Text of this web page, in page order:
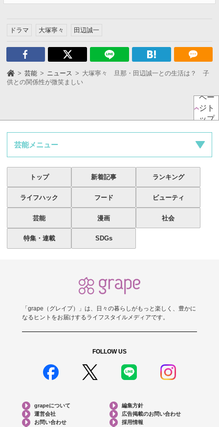
ドラマ 大塚寧々 田辺誠一
芸能 ニュース
大塚寧々 旦那・田辺誠一との生活は？ 子
供との関係性が微笑ましい
ペー
ジト
ップ
芸能メニュー
トップ 新着記事 ランキング
ライフハック フード ビューティ
芸能 漫画 社会
特集・連載 SDGs
「grape（グレイプ）」は、日々の暮らしがもっと楽しく、豊かに
なるヒントをお届けするライフスタイルメディアです。
FOLLOW US
grapeについて
編集方針
運営会社
広告掲載のお問い合わせ
お問い合わせ
採用情報